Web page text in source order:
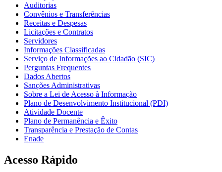
Auditorias
Convênios e Transferências
Receitas e Despesas
Licitações e Contratos
Servidores
Informações Classificadas
Serviço de Informações ao Cidadão (SIC)
Perguntas Frequentes
Dados Abertos
Sanções Administrativas
Sobre a Lei de Acesso à Informação
Plano de Desenvolvimento Institucional (PDI)
Atividade Docente
Plano de Permanência e Êxito
Transparência e Prestação de Contas
Enade
Acesso Rápido